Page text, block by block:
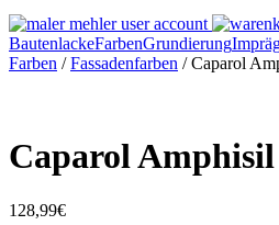
BautenlackeFarbenGrundierung
Farben /Fassadenfarben / Caparol
Caparol
128,99€